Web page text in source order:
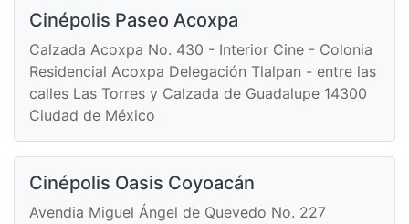
Cinépolis Paseo Acoxpa
Calzada Acoxpa No. 430 - Interior Cine - Colonia
Residencial Acoxpa Delegación Tlalpan - entre las
calles Las Torres y Calzada de Guadalupe 14300
Ciudad de México
Cinépolis Oasis Coyoacán
Avendia Miguel Ángel de Quevedo No. 227